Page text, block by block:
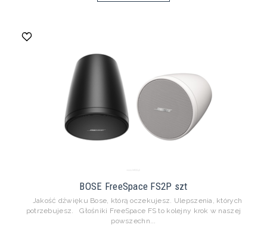
BOSE FreeSpace FS2P szt
Jakość dźwięku Bose, którą oczekujesz. Ulepszenia, których
potrzebujesz. Głośniki FreeSpace FS to kolejny krok w naszej
powszechn...